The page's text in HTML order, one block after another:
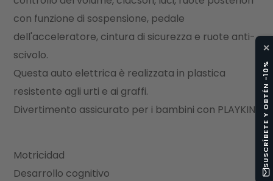
con funzione di sospensione, pedale
dell'acceleratore, cintura di sicurezza e ruote anti-
scivolo.
Questa auto elettrica è realizzata in plastica
resistente agli urti e ai graffi.
Divertimento assicurato per i bambini con PLAYKIN!
Motricidad
Desarrollo cognitivo
✕
SUSCRÍBETE Y OBTÉN -10%